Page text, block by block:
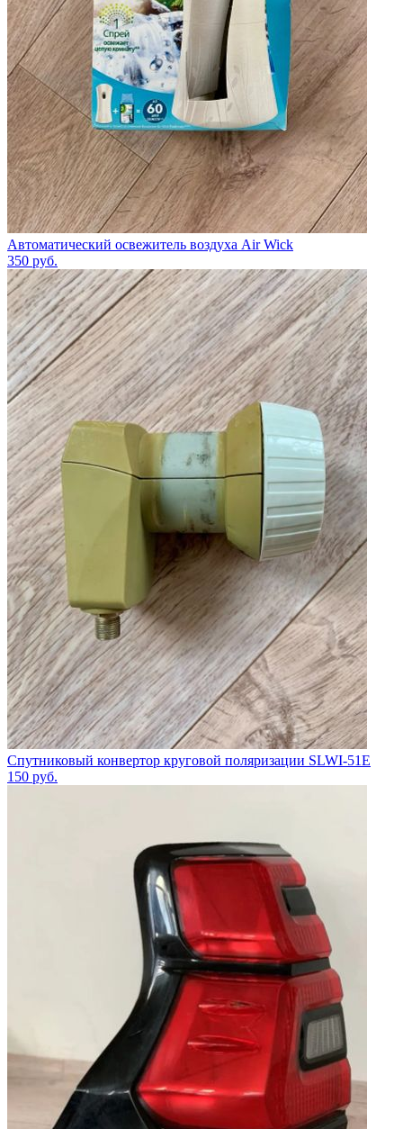
Автоматический освежитель воздуха Air Wick
350 руб.
Спутниковый конвертор круговой поляризации SLWI-51E
150 руб.